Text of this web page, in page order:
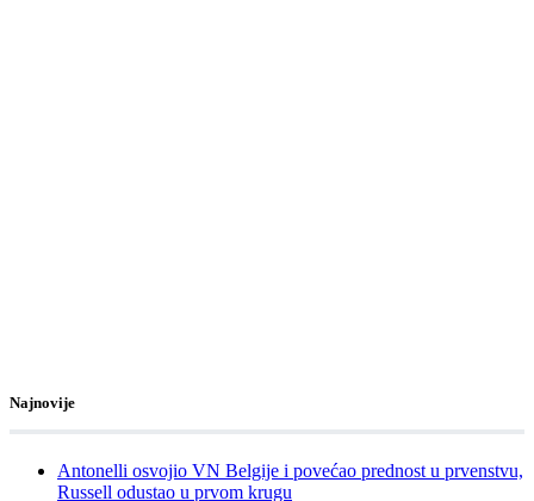
Najnovije
Antonelli osvojio VN Belgije i povećao prednost u prvenstvu,
Russell odustao u prvom krugu